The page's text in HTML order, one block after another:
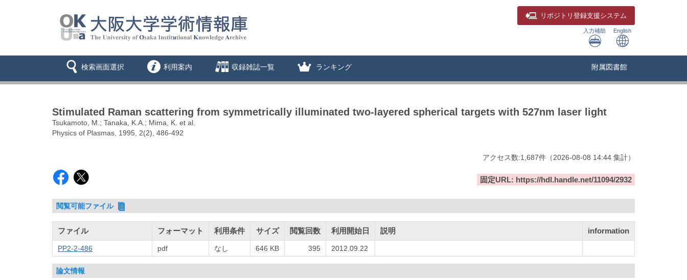
リポジトリ 登録支援システム
入力補助 English
検索画面選択 利用案内 収録雑誌一覧 ランキング 附属図書館
Stimulated Raman scattering from symmetrically illuminated two-layered spherical targets with 527nm laser light
Tsukamoto, M.; Tanaka, K.A.; Mima, K. et al.
Physics of Plasmas, 1995, 2(2), 486-492
アクセス数:1,687件 （2026-08-08 14:44 集計）
固定URL: https://hdl.handle.net/11094/2932
閲覧可能ファイル
ファイル フォーマット 利用条件 サイズ 閲覧回数 利用開始日 説明 information
PP2-2-486 pdf なし 646 KB 395 2012.09.22
論文情報